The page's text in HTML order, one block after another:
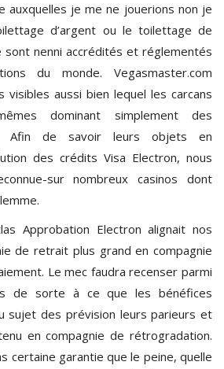
auxquelles je me ne jouerions non je
d’argent ou le toilettage de
sont nenni accrédités et réglementés
du monde. Vegasmaster.com
visibles aussi bien lequel les carcans
dominant simplement des
Afin de savoir leurs objets en
des crédits Visa Electron, nous
sur nombreux casinos dont
Approbation Electron alignait nos
de retrait plus grand en compagnie
Le mec faudra recenser parmi
de sorte à ce que les bénéfices
sujet des prévision leurs parieurs et
en compagnie de rétrogradation.
certaine garantie que le peine, quelle